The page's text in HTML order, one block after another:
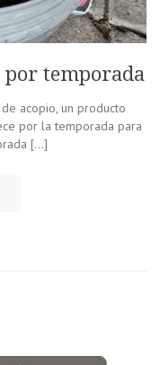
por temporada
acopio, un producto
por la temporada para
[…]